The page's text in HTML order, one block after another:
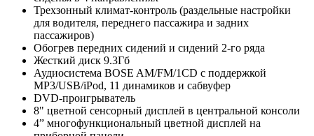
Трехзонный климат-контроль (раздельные настройки
для водителя, переднего пассажира и задних
пассажиров)
Обогрев передних сидений и сидений 2-го ряда
Жесткий диск 9.3Гб
Аудиосистема BOSE AM/FM/1CD с поддержкой
MP3/USB/iPod, 11 динамиков и сабвуфер
DVD-проигрыватель
8" цветной сенсорный дисплей в центральной консоли
4” многофункциональный цветной дисплей на